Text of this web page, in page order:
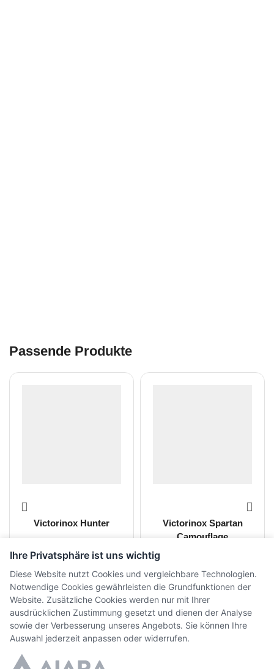
Passende Produkte
Victorinox Hunter
Victorinox Spartan
Camouflage
Ihre Privatsphäre ist uns wichtig
Diese Website nutzt Cookies und vergleichbare Technologien.
Notwendige Cookies gewährleisten die Grundfunktionen der
Website. Zusätzliche Cookies werden nur mit Ihrer
ausdrücklichen Zustimmung gesetzt und dienen der Analyse
sowie der Verbesserung unseres Angebots. Sie können Ihre
Auswahl jederzeit anpassen oder widerrufen.